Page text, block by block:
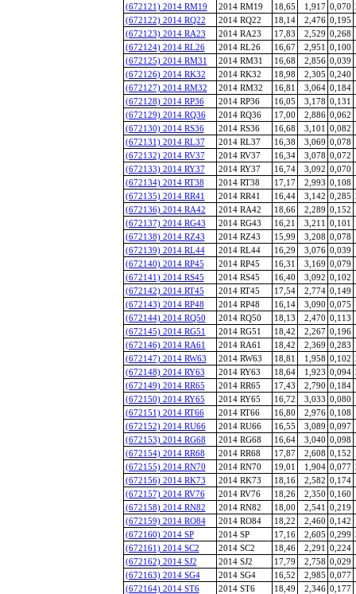
(672121) 2014 RM19
2014 RM19 18,65 1,917 0,070
(672122) 2014 RQ22
2014 RQ22 18,14 2,476 0,195
(672123) 2014 RA23
2014 RA23 17,83 2,529 0,268
(672124) 2014 RL26
2014 RL26 16,67 2,951 0,100
(672125) 2014 RM31
2014 RM31 16,68 2,856 0,039
(672126) 2014 RK32
2014 RK32 18,98 2,305 0,240
(672127) 2014 RM32
2014 RM32 16,81 3,064 0,184
(672128) 2014 RP36
2014 RP36 16,05 3,178 0,131
(672129) 2014 RQ36
2014 RQ36 17,00 2,886 0,062
(672130) 2014 RS36
2014 RS36 16,68 3,101 0,082
(672131) 2014 RL37
2014 RL37 16,38 3,069 0,078
(672132) 2014 RV37
2014 RV37 16,34 3,078 0,072
(672133) 2014 RY37
2014 RY37 16,74 3,092 0,070
(672134) 2014 RT38
2014 RT38 17,17 2,993 0,108
(672135) 2014 RR41
2014 RR41 16,44 3,142 0,285
(672136) 2014 RA42
2014 RA42 18,66 2,289 0,152
(672137) 2014 RG43
2014 RG43 16,21 3,211 0,101
(672138) 2014 RZ43
2014 RZ43 15,99 3,208 0,078
(672139) 2014 RL44
2014 RL44 16,29 3,076 0,039
(672140) 2014 RP45
2014 RP45 16,31 3,169 0,079
(672141) 2014 RS45
2014 RS45 16,40 3,092 0,102
(672142) 2014 RT45
2014 RT45 17,54 2,774 0,149
(672143) 2014 RP48
2014 RP48 16,14 3,090 0,075
(672144) 2014 RQ50
2014 RQ50 18,13 2,470 0,113
(672145) 2014 RG51
2014 RG51 18,42 2,267 0,196
(672146) 2014 RA61
2014 RA61 18,42 2,369 0,283
(672147) 2014 RW63
2014 RW63 18,81 1,958 0,102
(672148) 2014 RY63
2014 RY63 18,64 1,923 0,094
(672149) 2014 RR65
2014 RR65 17,43 2,790 0,184
(672150) 2014 RY65
2014 RY65 16,72 3,033 0,080
(672151) 2014 RT66
2014 RT66 16,80 2,976 0,108
(672152) 2014 RU66
2014 RU66 16,55 3,089 0,097
(672153) 2014 RG68
2014 RG68 16,64 3,040 0,098
(672154) 2014 RR68
2014 RR68 17,87 2,608 0,152
(672155) 2014 RN70
2014 RN70 19,01 1,904 0,077
(672156) 2014 RK73
2014 RK73 18,16 2,582 0,174
(672157) 2014 RV76
2014 RV76 18,26 2,350 0,160
(672158) 2014 RN82
2014 RN82 18,00 2,541 0,219
(672159) 2014 RO84
2014 RO84 18,22 2,460 0,142
(672160) 2014 SP
2014 SP 17,16 2,605 0,299
(672161) 2014 SC2
2014 SC2 18,46 2,291 0,224
(672162) 2014 SJ2
2014 SJ2 17,79 2,758 0,029
(672163) 2014 SG4
2014 SG4 16,52 2,985 0,077
(672164) 2014 ST6
2014 ST6 18,49 2,346 0,177